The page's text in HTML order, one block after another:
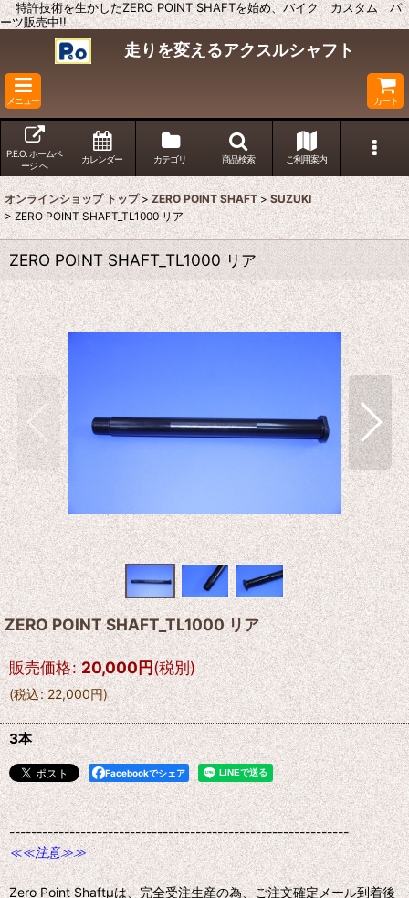
特許技術を生かしたZERO POINT SHAFTを始め、バイク カスタム パ
ーツ販売中!!
走りを変えるアクスルシャフト
メニュー カート
P.E.O. ホームペ
ージ へ
カレンダー カテゴリ 商品検索 ご利用案内
オンラインショップ トップ > ZERO POINT SHAFT > SUZUKI
> ZERO POINT SHAFT_TL1000 リア
ZERO POINT SHAFT_TL1000 リア
ZERO POINT SHAFT_TL1000 リア
販売価格: 20,000円(税別)
(税込: 22,000円)
3本
Facebookでシェア
--------------------------------------------------------------
≪≪注意≫≫
Zero Point Shaftμは、完全受注生産の為、ご注文確定メール到着後